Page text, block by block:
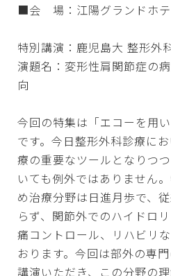
■会 場：江陽グランドホ
特別講演：鹿児島大 整形外
演題名：変形性肩関節症の
向
今回の特集は「エコーを用
です。今日整形外科診療に
療の重要なツールとなりつ
いても例外ではありません
め治療分野は日進月歩で、
らず、関節外でのハイドロ
痛コントロール、リハビリ
おります。今回は部外の専
講演いただき、この分野の